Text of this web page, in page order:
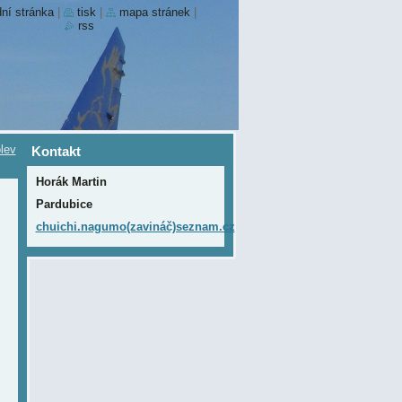
Kontakt
Horák Martin
Pardubice
chuichi.nagumo(zavináč)seznam.cz
stránka tisk mapa stránek
rss